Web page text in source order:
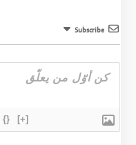
Subscribe
{} [+]